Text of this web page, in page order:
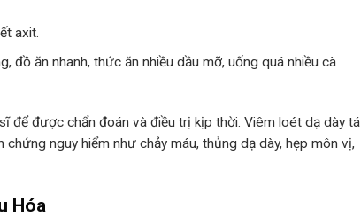
axit.
đồ ăn nhanh, thức ăn nhiều dầu mỡ, uống quá nhiều cà
để được chẩn đoán và điều trị kịp thời. Viêm loét dạ dày tá
nguy hiểm như chảy máu, thủng dạ dày, hẹp môn vị,
Hóa